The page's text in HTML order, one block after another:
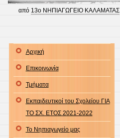
από 13ο ΝΗΠΙΑΓΩΓΕΙΟ ΚΑΛΑΜΑΤΑΣ
Αρχική
Επικοινωνία
Τμήματα
Εκπαιδευτικοί του Σχολείου ΓΙΑ
ΤΟ ΣΧ. ΕΤΟΣ 2021-2022
Το Νηπιαγωγείο μας